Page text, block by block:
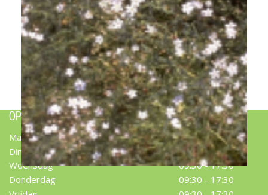
Kruipend gipskruid
Gypsophila repens
OPENINGSTIJDEN
Maandag
09:30 - 17:30
Dinsdag
09:30 - 17:30
Woensdag
09:30 - 17:30
Donderdag
09:30 - 17:30